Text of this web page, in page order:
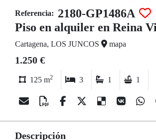
Referencia: 2180-GP1486A
Piso en alquiler en Reina
Cartagena, LOS JUNCOS mapa
1.250 €
125 m2 3 1 1
Descripción